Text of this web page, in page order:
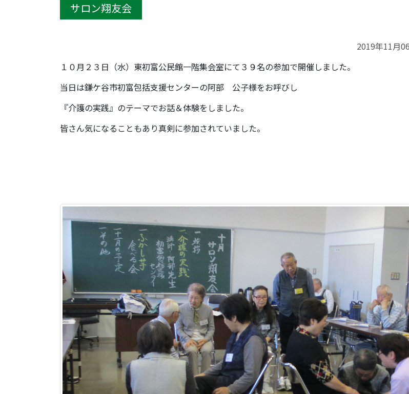
サロン翔友会
2019年11月
１０月２３日（水）東初富公民館一階集会室にて３９名の参加で開催しました。
当日は鎌ケ谷市初富包括支援センターの阿部 公子様をお呼びし
『介護の実践』のテーマでお話＆体験をしました。
皆さん気になることもあり真剣に参加されていました。